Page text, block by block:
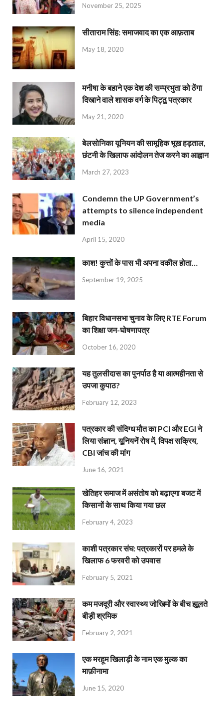
November 25, 2025
सीताराम सिंह: समाजवाद का एक आफ़ताब
May 18, 2020
मनीषा के बहाने एक देश की सम्प्रभुता को ठेंगा
दिखाने वाले शासक वर्ग के पिट्ठू पत्रकार
May 21, 2020
बेलसोनिका यूनियन की सामूहिक भूख हड़ताल,
छंटनी के खिलाफ आंदोलन तेज करने का आह्वान
March 27, 2023
Condemn the UP Government’s
attempts to silence independent
media
April 15, 2020
काश! कुत्तों के पास भी अपना वकील होता…
September 19, 2025
बिहार विधानसभा चुनाव के लिए RTE Forum
का शिक्षा जन-घोषणापत्र
October 16, 2020
यह तुलसीदास का पुनर्पाठ है या आत्महीनता से
उपजा कुपाठ?
February 12, 2023
पत्रकार की संदिग्ध मौत का PCI और EGI ने
लिया संज्ञान, यूनियनें रोष में, विपक्ष सक्रिय,
CBI जांच की मांग
June 16, 2021
खेतिहर समाज में असंतोष को बढ़ाएगा बजट में
किसानों के साथ किया गया छल
February 4, 2023
काशी पत्रकार संघ: पत्रकारों पर हमले के
खिलाफ 6 फरवरी को उपवास
February 5, 2021
कम मजदूरी और स्वास्थ्य जोखिमों के बीच झूलते
बीड़ी श्रमिक
February 2, 2021
एक मरहूम खिलाड़ी के नाम एक मुल्क का
माफ़ीनामा
June 15, 2020